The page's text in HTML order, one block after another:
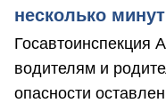
несколько минут
Госавтоинспекция
водителям и
опасности